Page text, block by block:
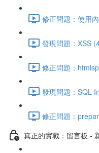
修正問題：使用
發現問題：XSS
修正問題：
發現問題：SQL
修正問題：
真正的實戰：留言板 -